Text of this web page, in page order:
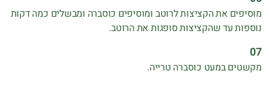
מוסיפים את הקציצות לרוטב ומוסיפים כוסברה ומבשלים כמה דקות
נוספות עד שהקציצות סופגות את הרוטב.
מקשטים במעט כוסברה טרייה.